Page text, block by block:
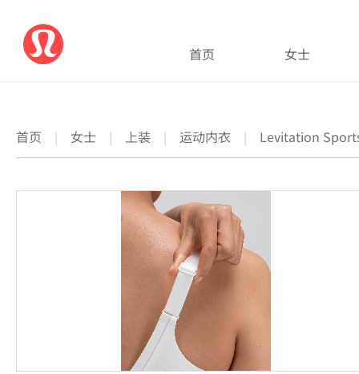
首页 女士
首页 | 女士 | 上装 | 运动内衣 | Levitation